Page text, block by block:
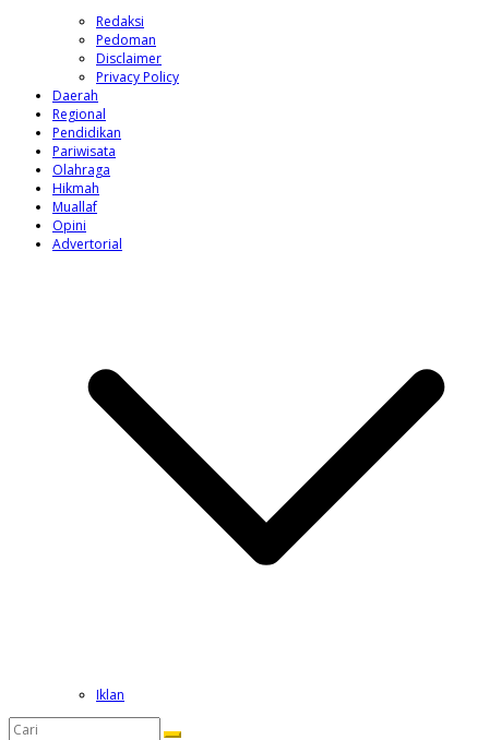
Redaksi
Pedoman
Disclaimer
Privacy Policy
Daerah
Regional
Pendidikan
Pariwisata
Olahraga
Hikmah
Muallaf
Opini
Advertorial
Iklan